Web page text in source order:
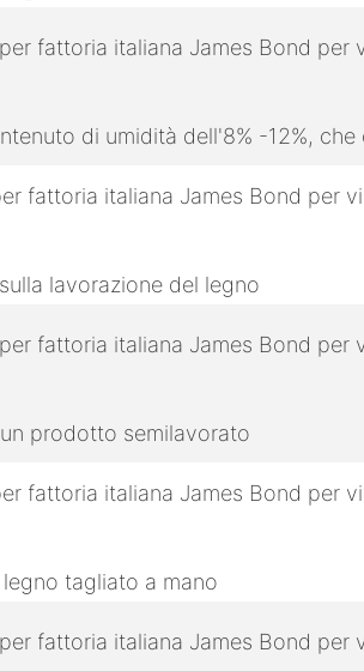
di umidità dell'8% -12%,
lavorazione del legno
prodotto semilavorato
tagliato a mano